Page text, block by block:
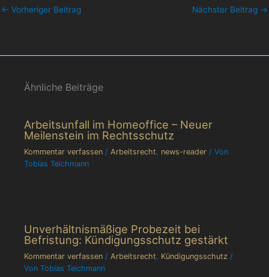
← Vorheriger Beitrag Nächster Beitrag →
Ähnliche Beiträge
Arbeitsunfall im Homeoffice – Neuer
Meilenstein im Rechtsschutz
Kommentar verfassen / Arbeitsrecht, news-reader / Von
Tobias Teichmann
Unverhältnismäßige Probezeit bei
Befristung: Kündigungsschutz gestärkt
Kommentar verfassen / Arbeitsrecht, Kündigungsschutz /
Von Tobias Teichmann